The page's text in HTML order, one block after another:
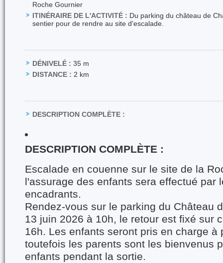
Roche Gournier
ITINÉRAIRE DE L'ACTIVITÉ : Du parking du château de
sentier pour de rendre au site d'escalade.
DÉNIVELÉ : 35 m
DISTANCE : 2 km
DESCRIPTION COMPLÈTE :
DESCRIPTION COMPLÈTE :
Escalade en couenne sur le site de la
l'assurage des enfants sera effectué par
encadrants.
Rendez-vous sur le parking du Château
13 juin 2026 à 10h, le retour est fixé sur
16h. Les enfants seront pris en charge à
toutefois les parents sont les bienvenus
enfants pendant la sortie.